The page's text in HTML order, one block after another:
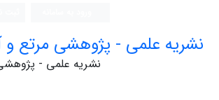
نشریه علمی - پژوهشی مرتع و
نشریه علمی -